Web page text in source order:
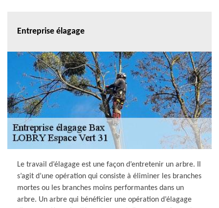
Entreprise élagage
Le travail d’élagage est une façon d’entretenir un arbre. Il
s’agit d’une opération qui consiste à éliminer les branches
mortes ou les branches moins performantes dans un
arbre. Un arbre qui bénéficier une opération d’élagage